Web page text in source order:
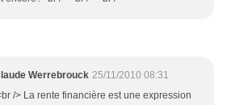
Werrebrouck 25/11/2010 08:31
/> La rente financière est une expression